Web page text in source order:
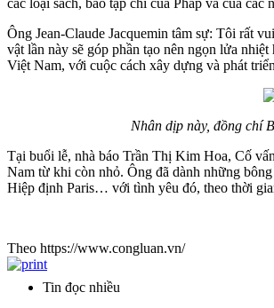
Ông Jean-Claude Jacquemin tâm sự: Tôi rất
vật lần này sẽ góp phần tạo nên ngọn lửa
Việt Nam, với cuộc cách xây dựng và phát
Nhân dịp này, đồng chí
Tại buổi lễ, nhà báo Trần Thị Kim Hoa, Cố
Nam từ khi còn nhỏ. Ông đã dành những
Hiệp định Paris… với tình yêu đó, theo thời
Theo https://www.congluan.vn/
Tin đọc nhiều